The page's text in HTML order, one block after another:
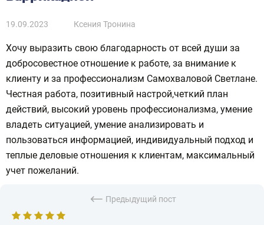
19.09.2023 Ксения Тронина
Хочу выразить свою благодарность от всей души за
добросовестное отношение к работе, за внимание к
клиенту и за профессионализм Самохваловой Светлане.
Честная работа, позитивный настрой,четкий план
действий, высокий уровень профессионализма, умение
владеть ситуацией, умение анализировать и
пользоваться информацией, индивидуальный подход и
теплые деловые отношения к клиентам, максимальный
учет пожеланий.
Предыдущий пост